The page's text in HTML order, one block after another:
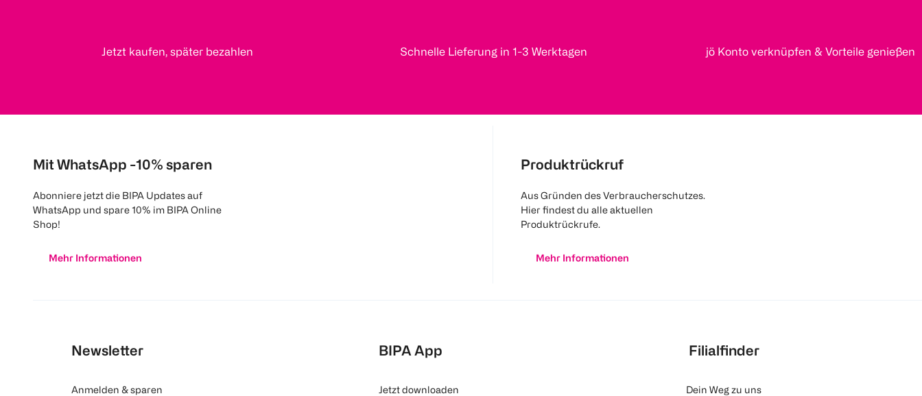
Jetzt kaufen, später bezahlen Schnelle Lieferung in 1-3 Werktagen jö Konto verknüpfen & Vorteile genießen
Mit WhatsApp -10% sparen
Abonniere jetzt die BIPA Updates auf
WhatsApp und spare 10% im BIPA Online
Shop!
Mehr Informationen
Produktrückruf
Aus Gründen des Verbraucherschutzes.
Hier findest du alle aktuellen
Produktrückrufe.
Mehr Informationen
Newsletter
Anmelden & sparen
BIPA App
Jetzt downloaden
Filialfinder
Dein Weg zu uns